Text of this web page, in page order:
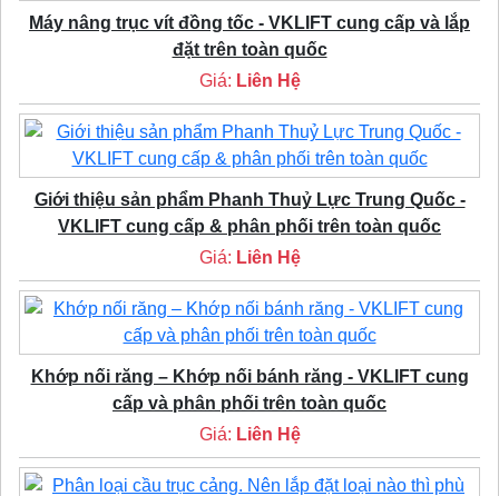
Máy nâng trục vít đồng tốc - VKLIFT cung cấp và lắp
đặt trên toàn quốc
Giá: Liên Hệ
Giới thiệu sản phẩm Phanh Thuỷ Lực Trung Quốc -
VKLIFT cung cấp & phân phối trên toàn quốc
Giá: Liên Hệ
Khớp nối răng – Khớp nối bánh răng - VKLIFT cung
cấp và phân phối trên toàn quốc
Giá: Liên Hệ